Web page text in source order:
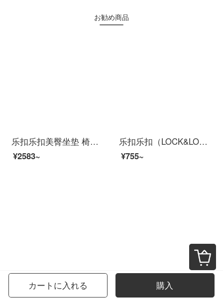
お勧め商品
乐扣乐扣美臀坐垫 椅子屁垫办公室久坐靠垫 学生靠背垫坐靠一体式腰垫腰靠枕 座垫椅子
¥2583~
乐扣乐扣（LOCK&LOCK）坐垫凝胶椅垫 汽车夏季透气冰凉垫学生椅子硅胶座垫办公室多功能护腰沙发垫 【加强款】U形凝胶坐垫45*43cm【浅灰外套】
¥755~
カートに入れる 購入